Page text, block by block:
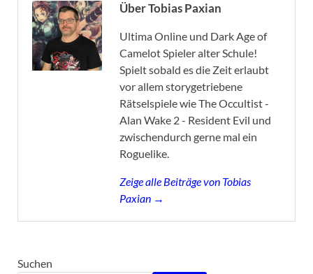
Über Tobias Paxian
Ultima Online und Dark Age of
Camelot Spieler alter Schule!
Spielt sobald es die Zeit erlaubt
vor allem storygetriebene
Rätselspiele wie The Occultist -
Alan Wake 2 - Resident Evil und
zwischendurch gerne mal ein
Roguelike.
Zeige alle Beiträge von Tobias
Paxian →
Suchen